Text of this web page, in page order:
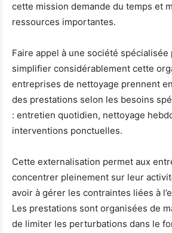
cette mission demande du temps et
ressources importantes.
Faire appel à une société spécialisée
simplifier considérablement cette
entreprises de nettoyage prennent
des prestations selon les besoins
: entretien quotidien, nettoyage
interventions ponctuelles.
Cette externalisation permet aux
concentrer pleinement sur leur
avoir à gérer les contraintes liées à
Les prestations sont organisées de
de limiter les perturbations dans le